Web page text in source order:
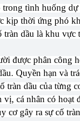
tình huống
kịp thời ứng phó
dầu là khu
được phân công
Quyền hạn và
tràn dầu của từng
vị, cá nhân có
cơ gây ra sự cố